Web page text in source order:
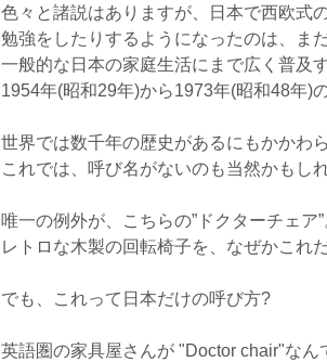
色々と諸説はありますが、日本で西欧式
勉強をしたりするようになったのは、ま
一般的な日本の家庭生活にまで広く普及
1954年(昭和29年)から1973年(昭和48年)
世界では数千年の歴史があるにもかかわ
これでは、呼び名がないのも当然かもし
唯一の例外が、こちらの”ドクターチェア”
レトロな木製の回転椅子を、なぜかこれ
でも、これって日本だけの呼び方?
英語圏の家具屋さんが "Doctor chair"なん